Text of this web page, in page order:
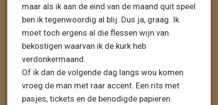
maar als ik aan de eind van de maand quit speel
ben ik tegenwoordig al blij. Dus ja, graag. Ik
moet toch ergens al die flessen wijn van
bekostigen waarvan ik de kurk heb
verdonkermaand.
Of ik dan de volgende dag langs wou komen
vroeg de man met raar accent. Een rits met
pasjes, tickets en de benodigde papieren